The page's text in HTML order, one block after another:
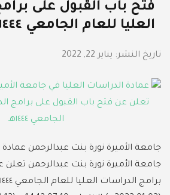
فتح باب القبول على
العليا للعام الجامعي ١٤٤٤هـ
تاريخ النشر: يناير 22, 2022
جامعة الأميرة نورة بنت عبدالرحمن عمادة
جامعة الأميرة نورة بنت عبدالرحمن